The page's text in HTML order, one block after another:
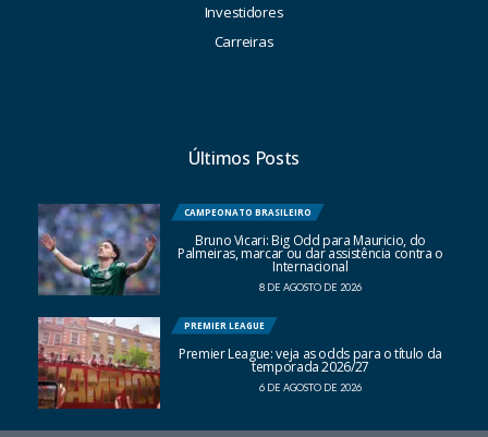
Investidores
Carreiras
Últimos Posts
CAMPEONATO BRASILEIRO
Bruno Vicari: Big Odd para Mauricio, do
Palmeiras, marcar ou dar assistência contra o
Internacional
8 DE AGOSTO DE 2026
PREMIER LEAGUE
Premier League: veja as odds para o título da
temporada 2026/27
6 DE AGOSTO DE 2026